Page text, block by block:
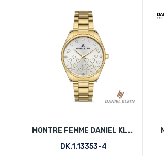
MONTRE FEMME DANIEL KLEIN DK.1.13353-4
DK.1.13353-4